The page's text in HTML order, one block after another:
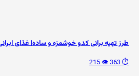
طرز تهیه برانی کدو خوشمزه و ساده| غذای
⏱️ 363
👁️ 215